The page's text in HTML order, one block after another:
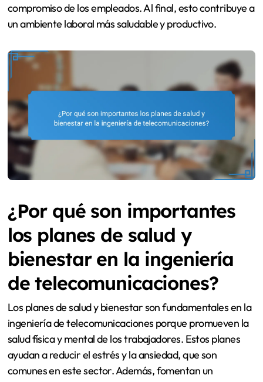
compromiso de los empleados. Al final, esto contribuye a
un ambiente laboral más saludable y productivo.
¿Por qué son importantes
los planes de salud y
bienestar en la ingeniería
de telecomunicaciones?
Los planes de salud y bienestar son fundamentales en la
ingeniería de telecomunicaciones porque promueven la
salud física y mental de los trabajadores. Estos planes
ayudan a reducir el estrés y la ansiedad, que son
comunes en este sector. Además, fomentan un